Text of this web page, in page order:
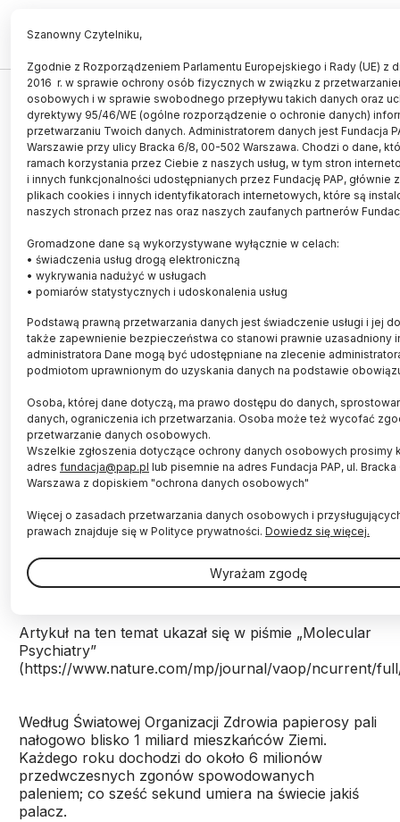
CZŁOWIEK
Gen uzależnienia od nikotyny
21.10.2017
aktualizacja: 21.10.2017
2 minuty czytania
Fot. Fotolia
Wariant DNA, znajdujący się w genie DNMT3B i
występujący powszechnie u osób pochodzenia
europejskiego i afrykańskiego, zwiększa
prawdopodobieństwo rozwoju uzależnienia od
nikotyny, oraz zachorowania na raka płuc - wynika
z badań przeprowadzonych przez naukowców z
RTI International w Karolinie Północnej (USA).
Artykuł na ten temat ukazał się w piśmie „Molecular
Psychiatry”
(https://www.nature.com/mp/journal/vaop/ncurrent/
Według Światowej Organizacji Zdrowia papierosy pali
nałogowo blisko 1 miliard mieszkańców Ziemi.
Każdego roku dochodzi do około 6 milionów
przedwczesnych zgonów spowodowanych
paleniem; co sześć sekund umiera na świecie jakiś
palacz.
Szanowny Czytelniku,
Zgodnie z Rozporządzeniem Parlamentu Europejskiego i Rady (UE) z
2016 r. w sprawie ochrony osób fizycznych w związku z
osobowych i w sprawie swobodnego przepływu takich danych oraz
dyrektywy 95/46/WE (ogólne rozporządzenie o ochronie danych)
przetwarzaniu Twoich danych. Administratorem danych jest Fundacja
Warszawie przy ulicy Bracka 6/8, 00-502 Warszawa. Chodzi o dane,
ramach korzystania przez Ciebie z naszych usług, w tym stron
i innych funkcjonalności udostępnianych przez Fundację PAP, głównie
plikach cookies i innych identyfikatorach internetowych, które są
naszych stronach przez nas oraz naszych zaufanych partnerów
Gromadzone dane są wykorzystywane wyłącznie w celach:
• świadczenia usług drogą elektroniczną
• wykrywania nadużyć w usługach
• pomiarów statystycznych i udoskonalenia usług
Podstawą prawną przetwarzania danych jest świadczenie usługi i jej
także zapewnienie bezpieczeństwa co stanowi prawnie uzasadniony
administratora Dane mogą być udostępniane na zlecenie
podmiotom uprawnionym do uzyskania danych na podstawie
Osoba, której dane dotyczą, ma prawo dostępu do danych,
danych, ograniczenia ich przetwarzania. Osoba może też wycofać
przetwarzanie danych osobowych.
Wszelkie zgłoszenia dotyczące ochrony danych osobowych prosimy
adres fundacja@pap.pl lub pisemnie na adres Fundacja PAP, ul.
Warszawa z dopiskiem "ochrona danych osobowych"
Więcej o zasadach przetwarzania danych osobowych i
prawach znajduje się w Polityce prywatności. Dowiedz się więcej.
Wyrażam zgodę